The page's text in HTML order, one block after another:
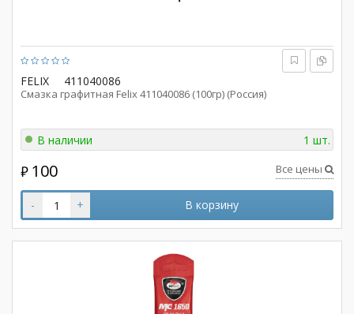
FELIX 411040086
Смазка графитная Felix 411040086 (100гр) (Россия)
В наличии 1 шт.
₽ 100 Все цены
- + В корзину